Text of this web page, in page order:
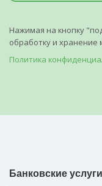
Нажимая на кнопку
обработку и
Политика
Банковские услуги